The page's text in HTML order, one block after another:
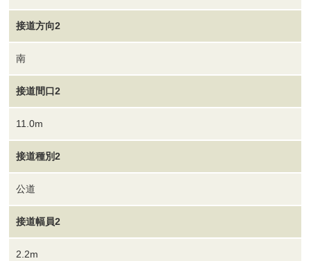
接道方向2
南
接道間口2
11.0m
接道種別2
公道
接道幅員2
2.2m